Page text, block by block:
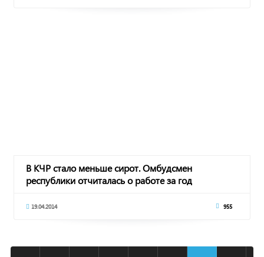
В КЧР стало меньше сирот. Омбудсмен
республики отчиталась о работе за год
19.04.2014 955